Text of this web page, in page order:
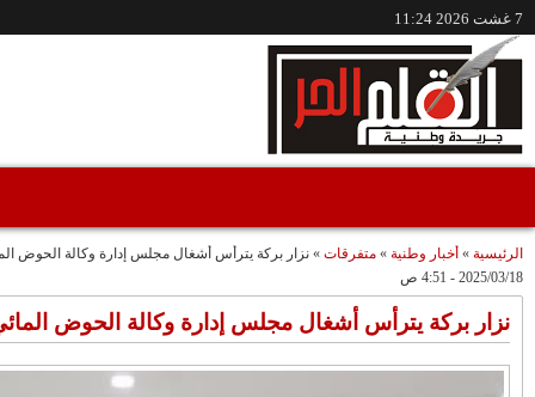
مقاطع فيديو